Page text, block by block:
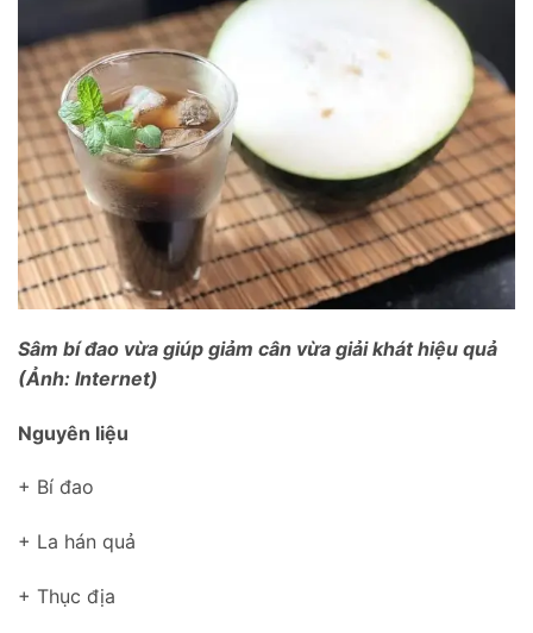
Sâm bí đao vừa giúp giảm cân vừa giải khát hiệu quả
(Ảnh: Internet)
Nguyên liệu
+ Bí đao
+ La hán quả
+ Thục địa